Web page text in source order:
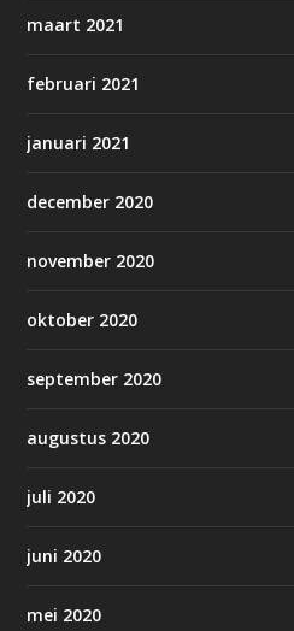
maart 2021
februari 2021
januari 2021
december 2020
november 2020
oktober 2020
september 2020
augustus 2020
juli 2020
juni 2020
mei 2020